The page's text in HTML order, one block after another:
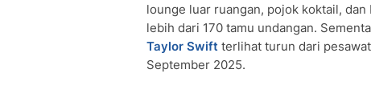
lounge luar ruangan, pojok koktail,
lebih dari 170 tamu undangan.
Taylor Swift terlihat turun dari
September 2025.